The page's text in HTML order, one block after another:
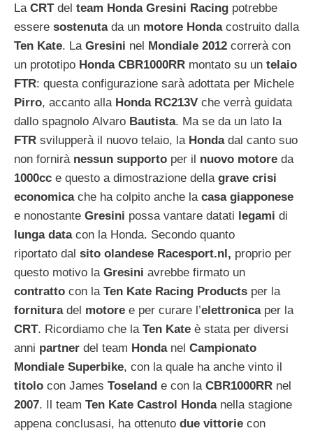
La CRTdel team Honda Gresini Racing potrebbe
essere sostenutada un motore Hondacostruito dalla
Ten Kate. La Gresini nel Mondiale 2012 correrà con
un prototipo Honda CBR1000RR montato su un telaio
FTR: questa configurazione sarà adottata per Michele
Pirro, accanto alla Honda RC213V che verrà guidata
dallo spagnolo Alvaro Bautista. Ma se da un lato la
FTR svilupperà il nuovo telaio, la Hondadal canto suo
non fornirà nessun supporto per il nuovo motore da
1000cc e questo a dimostrazione della grave crisi
economicache ha colpito anche la casa giapponese
e nonostante Gresini possa vantare datati legami di
lunga datacon la Honda. Secondo quanto
riportato dal sito olandese Racesport.nl, proprio per
questo motivo la Gresini avrebbe firmato un
contratto con la Ten Kate Racing Products per la
fornituradel motore e per curare l’elettronicaper la
CRT. Ricordiamo che la Ten Kate è stata per diversi
anni partner del team Hondanel Campionato
Mondiale Superbike, con la quale ha anche vinto il
titolo con James Toseland e con la CBR1000RR nel
2007. Il team Ten Kate Castrol Hondanella stagione
appena conclusasi, ha ottenuto due vittorie con